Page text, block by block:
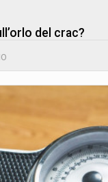
del crac?